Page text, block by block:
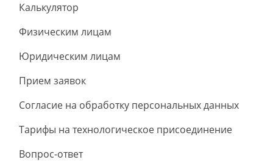
Калькулятор
Физическим лицам
Юридическим лицам
Прием заявок
Согласие на обработку персональных данных
Тарифы на технологическое присоединение
Вопрос-ответ